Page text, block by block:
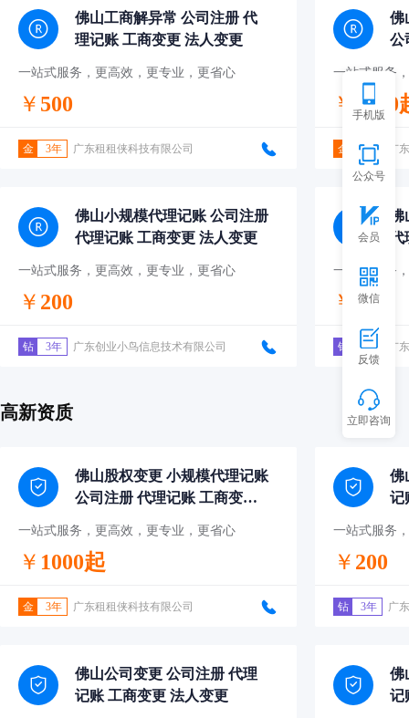
佛山工商解异常 公司注册 代
理记账 工商变更 法人变更
一站式服务，更高效，更专业，更省心
￥ 500
金 3年 广东租租侠科技有限公司
佛
公
一站式服务
￥1000
金 3年 广
佛山小规模代理记账 公司注册
代理记账 工商变更 法人变更
一站式服务，更高效，更专业，更省心
￥ 200
钻 3年 广东创业小鸟信息技术有限公司
一站式服务
￥ 500
钻 3年 广
高新资质
佛山股权变更 小规模代理记账
公司注册 代理记账 工商变更
一站式服务，更高效，更专业，更省心
￥ 1000起
金 3年 广东租租侠科技有限公司
佛
记
一站式服务
￥ 200
钻 3年 广
佛山公司变更 公司注册 代理
记账 工商变更 法人变更
佛
记
手机版
公众号
会员
微信
反馈
立即咨询